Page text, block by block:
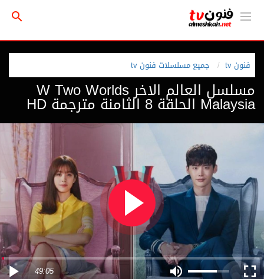
فنون tv جميع مسلسلات فنون tv
مسلسل العالم الاخر W Two Worlds
Malaysia الحلقة 8 الثامنة مترجمة HD
49:05